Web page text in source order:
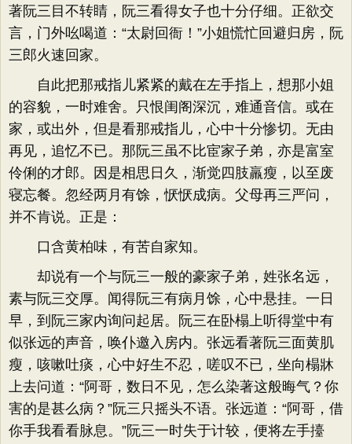
著阮三目不转睛，阮三看得女子也十分仔细。正欲交
言，门外吆喝道：“太尉回衙！”小姐慌忙回避归房，阮
三郎火速回家。
自此把那戒指儿紧紧的戴在左手指上，想那小姐
的容貌，一时难舍。只恨闺阁深沉，难通音信。或在
家，或出外，但是看那戒指儿，心中十分惨切。无由
再见，追忆不已。那阮三虽不比宦家子弟，亦是富室
伶俐的才郎。因是相思日久，渐觉四肢羸瘦，以至废
寝忘餐。忽经两月有馀，恹恹成病。父母再三严问，
并不肯说。正是：
口含黄柏味，有苦自家知。
却说有一个与阮三一般的豪家子弟，姓张名远，
素与阮三交厚。闻得阮三有病月馀，心中悬挂。一日
早，到阮三家内询问起居。阮三在卧榻上听得堂中有
似张远的声音，唤仆邀入房内。张远看著阮三面黄肌
瘦，咳嗽吐痰，心中好生不忍，嗟叹不已，坐向榻牀
上去问道：“阿哥，数日不见，怎么染著这般晦气？你
害的是甚么病？”阮三只摇头不语。张远道：“阿哥，借
你手我看看脉息。”阮三一时失于计较，便将左手擡